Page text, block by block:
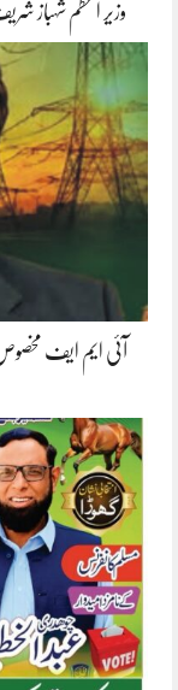
وزیر اعظم شہباز
آئی ایم ایف